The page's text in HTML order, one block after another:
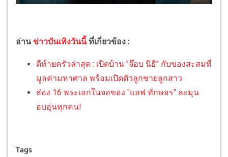
อ่านข่าวบันเทิงวันนี้ ที่เกี่ยวข้อง :
ตีท้ายครัวล่าสุด : เปิดบ้าน "จ๊อบ นิธิ" กับของสะสมที่
มูลค่ามหาศาล พร้อมเปิดตัวลูกชายลูกสาว
ส่อง 16 พระเอกในจอของ "แอฟ ทักษอร" ละมุน
อบอุ่นทุกคน!
Tags